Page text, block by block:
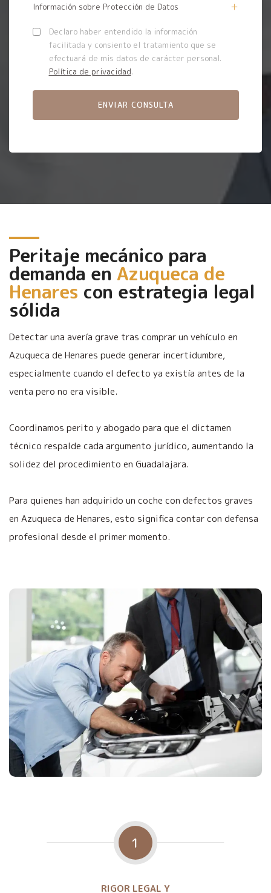
Información sobre Protección de Datos
Declaro haber entendido la información
facilitada y consiento el tratamiento que se
efectuará de mis datos de carácter personal.
Política de privacidad.
Peritaje mecánico para
demanda en Azuqueca de
Henares con estrategia legal
sólida
Detectar una avería grave tras comprar un vehículo en
Azuqueca de Henares puede generar incertidumbre,
especialmente cuando el defecto ya existía antes de la
venta pero no era visible.
Coordinamos perito y abogado para que el dictamen
técnico respalde cada argumento jurídico, aumentando la
solidez del procedimiento en Guadalajara.
Para quienes han adquirido un coche con defectos graves
en Azuqueca de Henares, esto significa contar con defensa
profesional desde el primer momento.
1
RIGOR LEGAL Y